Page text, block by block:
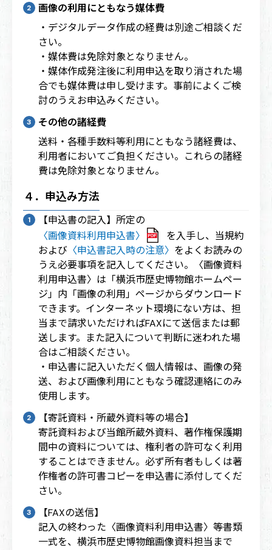
画像の利用にともなう媒体費
・デジタルデータ作成の経費は別途ご相談くだ
さい。
・媒体費は免除対象となりません。
・媒体作成発注後に利用申込を取り消された場
合でも媒体費は申し受けます。事前によくご検
討のうえお申込みください。
その他の諸経費
送料・各種手数料等利用にともなう諸経費は、
利用者においてご負担ください。これらの諸経
費は免除対象となりません。
４．申込み方法
【申込書の記入】所定の
〈画像資料利用申込書〉
を入手し、当規約
および 〈申込書記入時の注意〉 をよくお読みの
うえ必要事項を記入してください。〈画像資料
利用申込書〉は「横浜市歴史博物館ホームペー
ジ」内「画像の利用」ページからダウンロード
できます。インターネット環境にない方は、担
当まで請求いただければFAXにて送信または郵
送します。また記入について判断に迷われた場
合はご相談ください。
・申込書に記入いただく個人情報は、画像の発
送、および画像利用にともなう確認連絡にのみ
使用します。
【寄託資料・所蔵外資料等の場合】
寄託資料および当館所蔵外資料、著作権保護期
間中の資料については、権利者の許可なく利用
することはできません。必ず所有者もしくは著
作権者の許可書コピーを申込書に添付してくだ
さい。
【FAXの送信】
記入の終わった〈画像資料利用申込書〉等書類
一式を、横浜市歴史博物館画像資料担当まで